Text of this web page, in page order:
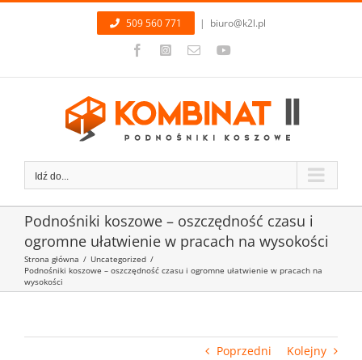
Przejdź
509 560 771 | biuro@k2l.pl
FacebookInstagram
Email
Idź do...
Podnośniki koszowe – oszczędność czasu i
ogromne ułatwienie w pracach na wysokości
Strona główna / Uncategorized /
Podnośniki koszowe – oszczędność czasu i ogromne ułatwienie w pracach na
wysokości
Poprzedni Kolejny